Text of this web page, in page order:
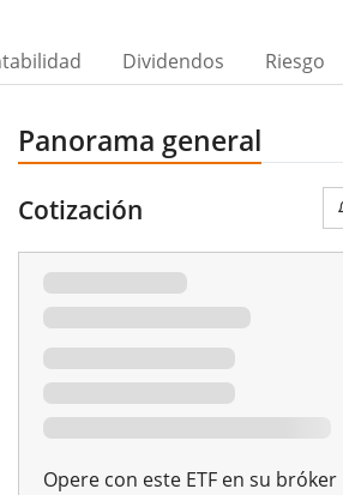
Dividendos Riesgo
Panorama general
Cotización
Opere con este ETF en su bróker